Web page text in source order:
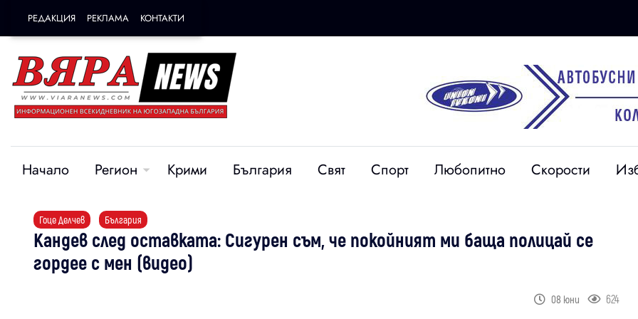
РЕДАКЦИЯ РЕКЛАМА КОНТАКТИ
Начало Регион Крими България Свят Спорт Любопитно Скорости
Гоце Делчев България
Кандев след оставката: Сигурен съм, че покойният ми баща полицай се
гордее с мен (видео)
08 юни 624